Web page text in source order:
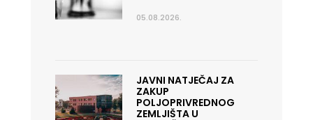
05.08.2026.
JAVNI NATJEČAJ ZA
ZAKUP
POLJOPRIVREDNOG
ZEMLJIŠTA U